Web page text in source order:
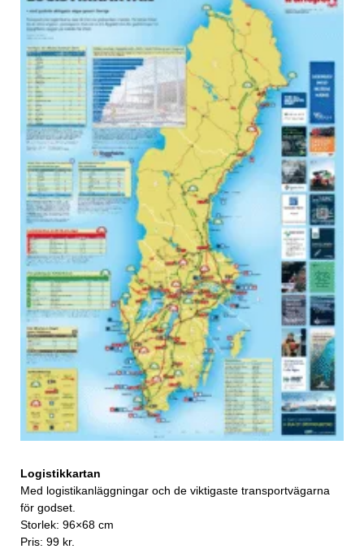
Logistikkartan
Med logistikanläggningar och de viktigaste transportvägarna
för godset.
Storlek: 96×68 cm
Pris: 99 kr.